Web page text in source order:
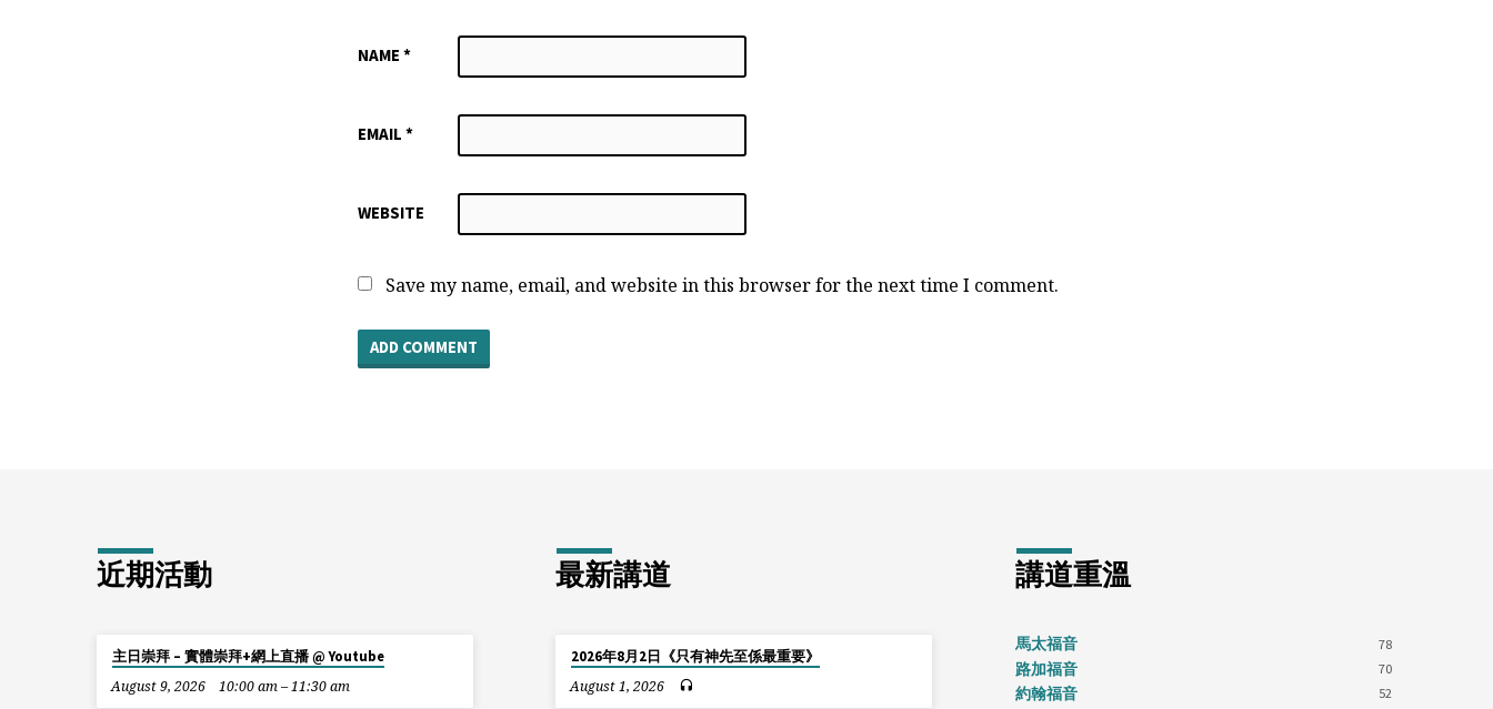
NAME *
EMAIL *
WEBSITE
Save my name, email, and website in this browser for the next time I comment.
近期活動
主日崇拜 – 實體崇拜+網上直播 @ Youtube
August 9, 2026
10:00 am – 11:30 am
最新講道
2026年8月2日《只有神先至係最重要》
August 1, 2026
講道重溫
馬太福音 78
路加福音 70
約翰福音 52